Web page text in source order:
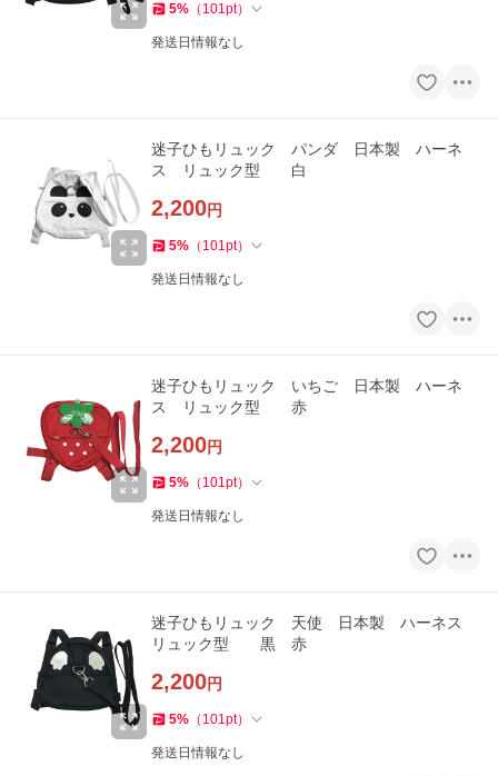
5% （ 101pt）
発送日情報なし
迷子ひもリュック パンダ 日本製 ハーネ
ス リュック型 白
2,200円
5% （ 101pt）
発送日情報なし
迷子ひもリュック いちご 日本製 ハーネ
ス リュック型 赤
2,200円
5% （ 101pt）
発送日情報なし
迷子ひもリュック 天使 日本製 ハーネス
リュック型 黒 赤
2,200円
5% （ 101pt）
発送日情報なし